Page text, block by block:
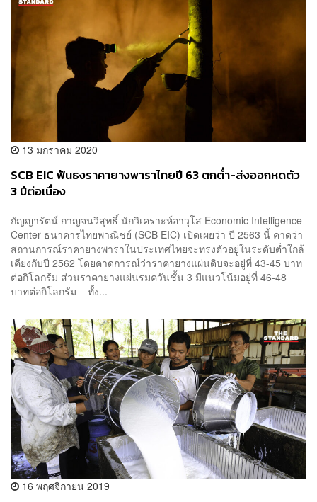
13 มกราคม 2020
SCB EIC ฟันธงราคายางพาราไทยปี 63 ตกต่ำ-ส่งออกหดตัว
3 ปีต่อเนื่อง
กัญญารัตน์ กาญจนวิสุทธิ์ นักวิเคราะห์อาวุโส Economic Intelligence
Center ธนาคารไทยพาณิชย์ (SCB EIC) เปิดเผยว่า ปี 2563 นี้ คาดว่า
สถานการณ์ราคายางพาราในประเทศไทยจะทรงตัวอยู่ในระดับต่ำใกล้
เคียงกับปี 2562 โดยคาดการณ์ว่าราคายางแผ่นดิบจะอยู่ที่ 43-45 บาท
ต่อกิโลกร้ม ส่วนราคายางแผ่นรมควันชั้น 3 มีแนวโน้มอยู่ที่ 46-48
บาทต่อกิโลกรัม ทั้ง...
16 พฤศจิกายน 2019